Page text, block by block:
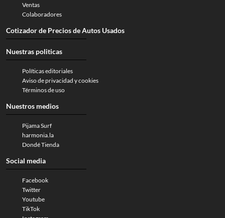
Ventas
Colaboradores
Cotizador de Precios de Autos Usados
Nuestras politicas
Políticas editoriales
Aviso de privacidad y cookies
Términos de uso
Nuestros medios
Pijama Surf
harmonia.la
Dondé Tienda
Social media
Facebook
Twitter
Youtube
TikTok